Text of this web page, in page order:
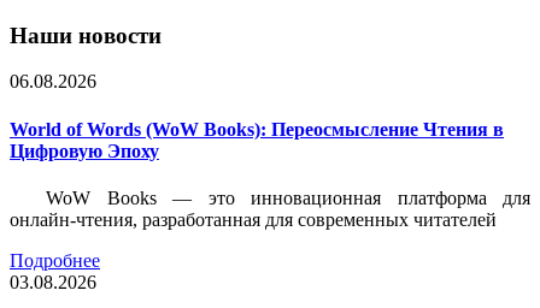
Наши новости
06.08.2026
World of Words (WoW Books): Переосмысление Чтения в
Цифровую Эпоху
WoW Books — это инновационная платформа для
онлайн-чтения, разработанная для современных читателей
Подробнее
03.08.2026